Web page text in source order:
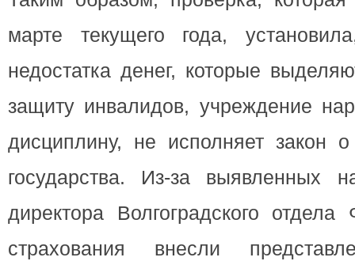
марте текущего года,
недостатка денег, которые
защиту инвалидов, учреждение
дисциплину, не исполняет закон
государства. Из-за выявленных
директора Волгоградского
страхования внесли